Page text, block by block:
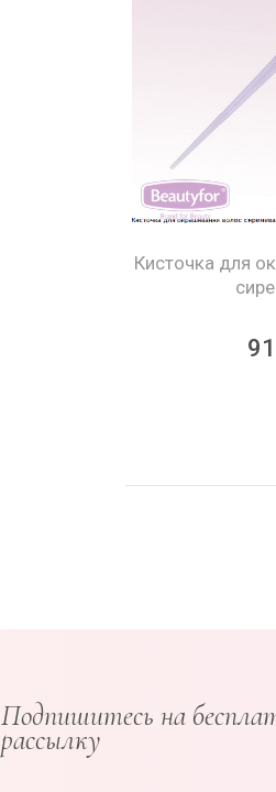
Кисточка для
91
Подпишитесь на
рассылку